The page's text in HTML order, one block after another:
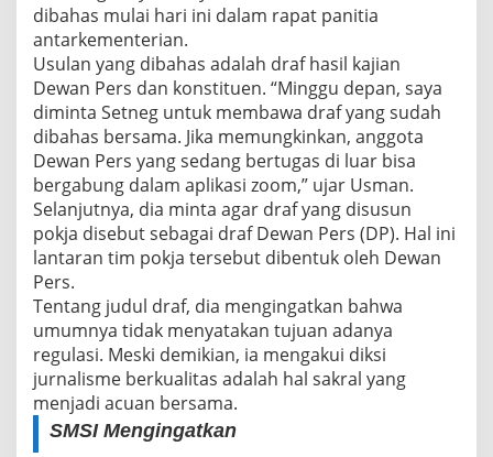
dibahas mulai hari ini dalam rapat panitia
antarkementerian.
Usulan yang dibahas adalah draf hasil kajian
Dewan Pers dan konstituen. “Minggu depan, saya
diminta Setneg untuk membawa draf yang sudah
dibahas bersama. Jika memungkinkan, anggota
Dewan Pers yang sedang bertugas di luar bisa
bergabung dalam aplikasi zoom,” ujar Usman.
Selanjutnya, dia minta agar draf yang disusun
pokja disebut sebagai draf Dewan Pers (DP). Hal ini
lantaran tim pokja tersebut dibentuk oleh Dewan
Pers.
Tentang judul draf, dia mengingatkan bahwa
umumnya tidak menyatakan tujuan adanya
regulasi. Meski demikian, ia mengakui diksi
jurnalisme berkualitas adalah hal sakral yang
menjadi acuan bersama.
SMSI Mengingatkan